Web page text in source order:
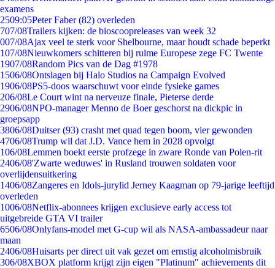
examens
2509:05Peter Faber (82) overleden
707/08Trailers kijken: de bioscoopreleases van week 32
007/08Ajax veel te sterk voor Shelbourne, maar houdt schade beperkt
107/08Nieuwkomers schitteren bij ruime Europese zege FC Twente
1907/08Random Pics van de Dag #1978
1506/08Ontslagen bij Halo Studios na Campaign Evolved
1906/08PS5-doos waarschuwt voor einde fysieke games
206/08Le Court wint na nerveuze finale, Pieterse derde
2906/08NPO-manager Menno de Boer geschorst na dickpic in
groepsapp
3806/08Duitser (93) crasht met quad tegen boom, vier gewonden
4706/08Trump wil dat J.D. Vance hem in 2028 opvolgt
106/08Lemmen boekt eerste profzege in zware Ronde van Polen-rit
2406/08'Zwarte weduwes' in Rusland trouwen soldaten voor
overlijdensuitkering
1406/08Zangeres en Idols-jurylid Jerney Kaagman op 79-jarige leeftijd
overleden
1006/08Netflix-abonnees krijgen exclusieve early access tot
uitgebreide GTA VI trailer
6506/08Onlyfans-model met G-cup wil als NASA-ambassadeur naar
maan
2406/08Huisarts per direct uit vak gezet om ernstig alcoholmisbruik
306/08XBOX platform krijgt zijn eigen "Platinum" achievements dit